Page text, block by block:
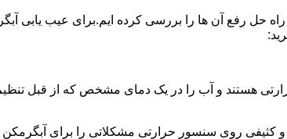
حل رفع آن ها را بررسی کرده ایم.برای عیب یابی
هستند و آب را در یک دمای مشخص که از قبل
کثیفی روی سنسور حرارتی مشکلاتی را برای آبگرمکن